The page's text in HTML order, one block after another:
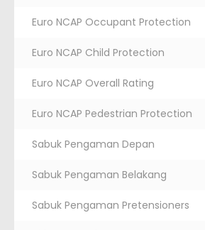
Euro NCAP Occupant Protection
Euro NCAP Child Protection
Euro NCAP Overall Rating
Euro NCAP Pedestrian Protection
Sabuk Pengaman Depan
Sabuk Pengaman Belakang
Sabuk Pengaman Pretensioners